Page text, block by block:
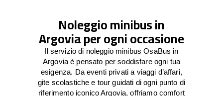
Noleggio minibus in
Argovia per ogni occasione
Il servizio di noleggio minibus OsaBus in
Argovia è pensato per soddisfare ogni tua
esigenza. Da eventi privati a viaggi d’affari,
gite scolastiche e tour guidati di ogni punto di
riferimento iconico Argovia, offriamo comfort